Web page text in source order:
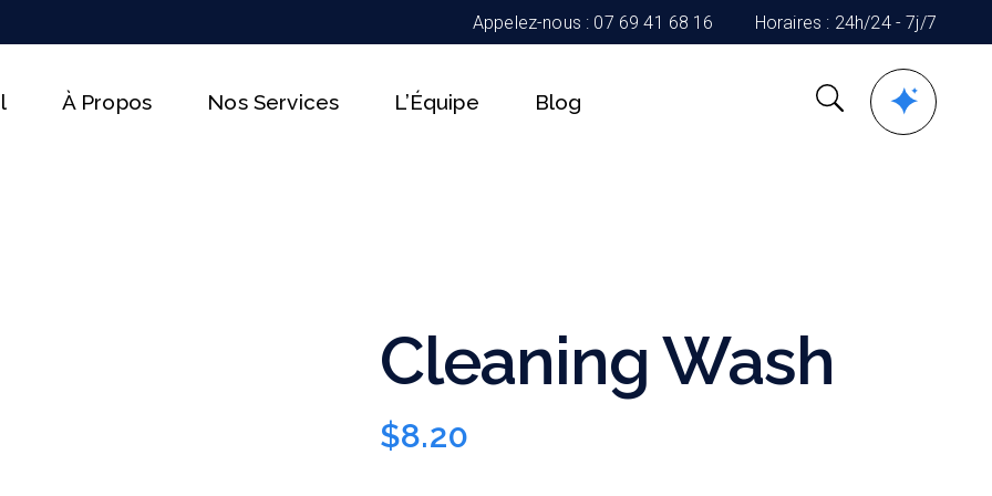
Appelez-nous : 07 69 41 68 16 Horaires : 24h/24 - 7j/7
À Propos Nos Services L’Équipe Blog
Cleaning Wash
$8.20